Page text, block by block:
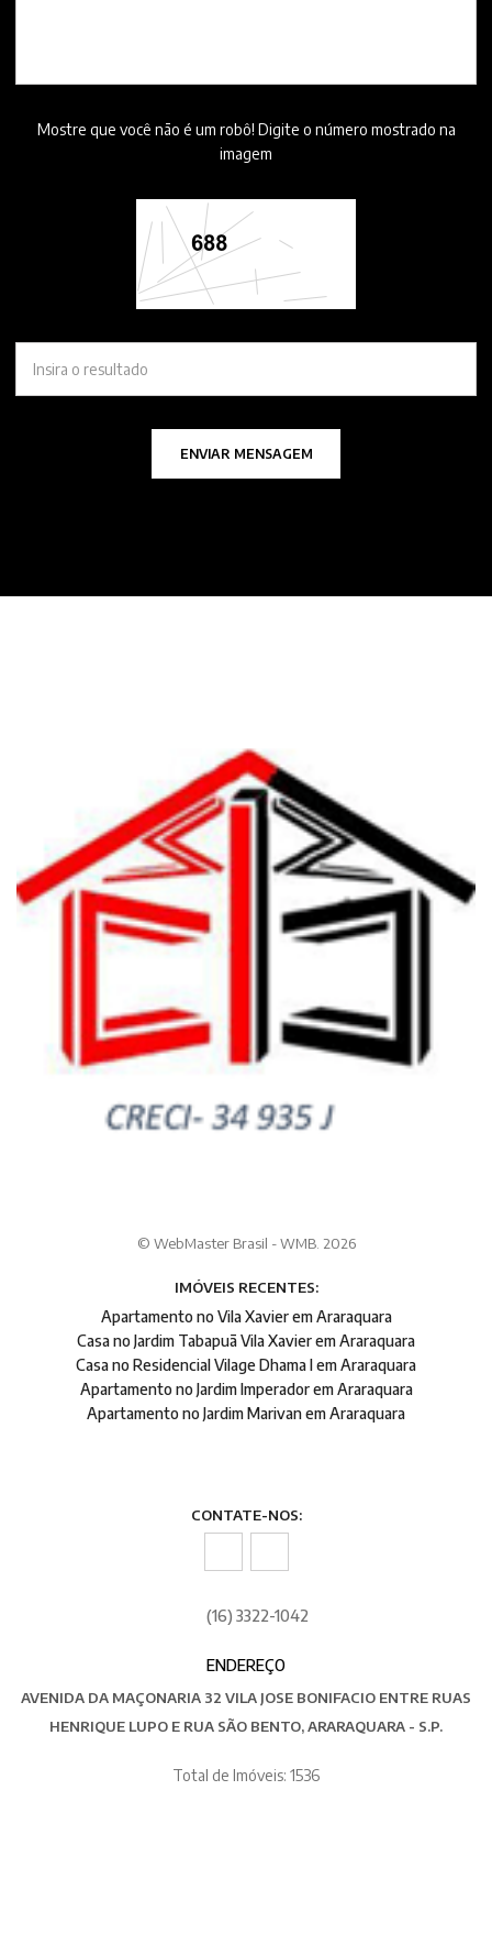
Mostre que você não é um robô! Digite o número mostrado na
imagem
ENVIAR MENSAGEM
© WebMaster Brasil - WMB. 2026
IMÓVEIS RECENTES:
Apartamento no Vila Xavier em Araraquara
Casa no Jardim Tabapuã Vila Xavier em Araraquara
Casa no Residencial Vilage Dhama I em Araraquara
Apartamento no Jardim Imperador em Araraquara
Apartamento no Jardim Marivan em Araraquara
CONTATE-NOS:
(16) 3322-1042
ENDEREÇO
AVENIDA DA MAÇONARIA 32 VILA JOSE BONIFACIO ENTRE RUAS
HENRIQUE LUPO E RUA SÃO BENTO, ARARAQUARA - S.P.
Total de Imóveis: 1536